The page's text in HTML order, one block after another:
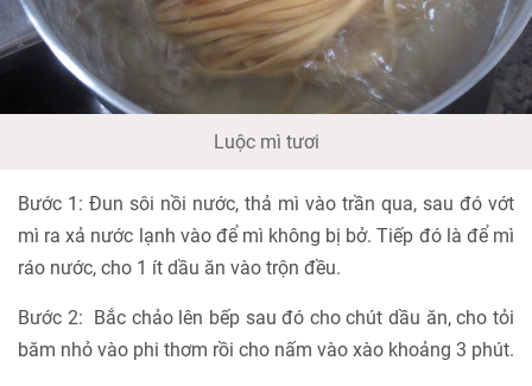
Luộc mì tươi
Bước 1: Đun sôi nồi nước, thả mì vào trần qua, sau đó vớt
mì ra xả nước lạnh vào để mì không bị bở. Tiếp đó là để mì
ráo nước, cho 1 ít dầu ăn vào trộn đều.
Bước 2: Bắc chảo lên bếp sau đó cho chút dầu ăn, cho tỏi
băm nhỏ vào phi thơm rồi cho nấm vào xào khoảng 3 phút.